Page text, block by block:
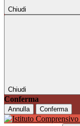
Chiudi
Chiudi
Conferma
Annulla Conferma